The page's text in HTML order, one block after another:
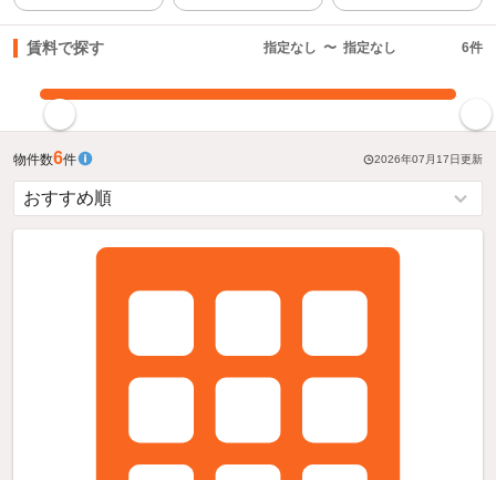
賃料で探す 指定なし 〜 指定なし 6件
物件数6件 2026年07月17日更新